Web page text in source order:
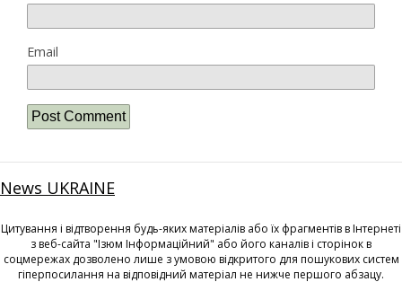
Email
News UKRAINE
Цитування і відтворення будь-яких матеріалів або їх фрагментів в Інтернеті
з веб-сайта "Ізюм Інформаційний" або його каналів і сторінок в
соцмережах дозволено лише з умовою відкритого для пошукових систем
гіперпосилання на відповідний матеріал не нижче першого абзацу.